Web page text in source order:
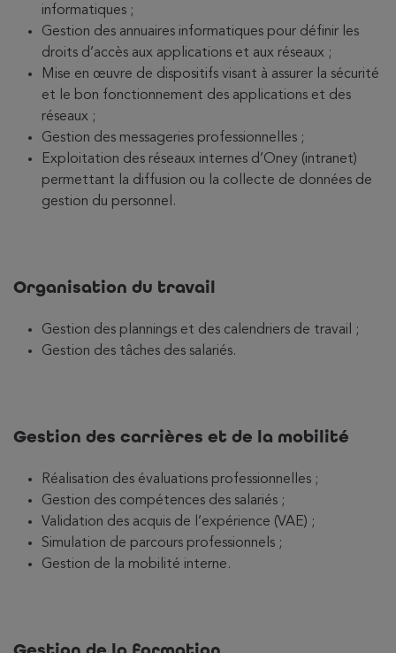
informatiques ;
Gestion des annuaires informatiques pour définir les
droits d’accès aux applications et aux réseaux ;
Mise en œuvre de dispositifs visant à assurer la sécurité
et le bon fonctionnement des applications et des
réseaux ;
Gestion des messageries professionnelles ;
Exploitation des réseaux internes d’Oney (intranet)
permettant la diffusion ou la collecte de données de
gestion du personnel.
Organisation du travail
Gestion des plannings et des calendriers de travail ;
Gestion des tâches des salariés.
Gestion des carrières et de la mobilité
Réalisation des évaluations professionnelles ;
Gestion des compétences des salariés ;
Validation des acquis de l’expérience (VAE) ;
Simulation de parcours professionnels ;
Gestion de la mobilité interne.